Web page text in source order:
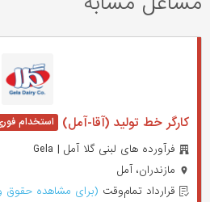
کارگر خط تولید (آقا-آمل)
فرآورده های لبنی گلا آمل | Gela
مازندران، آمل
قرارداد تمام‌وقت (برای مشاهده حقوق